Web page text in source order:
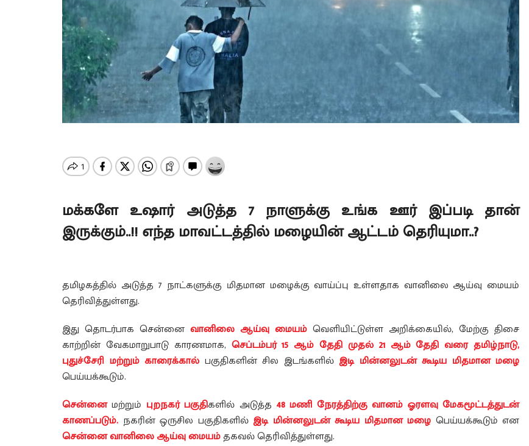
மக்களே உஷார் அடுத்த 7 நாளுக்கு உங்க ஊர் இப்படி தான்
இருக்கும்..!! எந்த மாவட்டத்தில் மழையின் ஆட்டம் தெரியுமா..?
தமிழகத்தில் அடுத்த 7 நாட்களுக்கு மிதமான மழைக்கு வாய்ப்பு உள்ளதாக வானிலை ஆய்வு மையம்
தெரிவித்துள்ளது.
இது தொடர்பாக சென்னை வானிலை ஆய்வு மையம் வெளியிட்டுள்ள அறிக்கையில், மேற்கு திசை
காற்றின் வேகமாறுபாடு காரணமாக, செப்டம்பர் 15 ஆம் தேதி முதல் 21 ஆம் தேதி வரை தமிழ்நாடு,
புதுச்சேரி மற்றும் காரைக்கால் பகுதிகளின் சில இடங்களில் இடி மின்னலுடன் கூடிய மிதமான மழை
பெய்யக்கூடும்.
சென்னை மற்றும் புறநகர் பகுதிகளில் அடுத்த 48 மணி நேரத்திற்கு வானம் ஓரளவு மேகமூட்டத்துடன்
காணப்படும். நகரின் ஒருசில பகுதிகளில் இடி மின்னலுடன் கூடிய மிதமான மழை பெய்யக்கூடும் என
சென்னை வானிலை ஆய்வு மையம்தகவல் தெரிவித்துள்ளது.